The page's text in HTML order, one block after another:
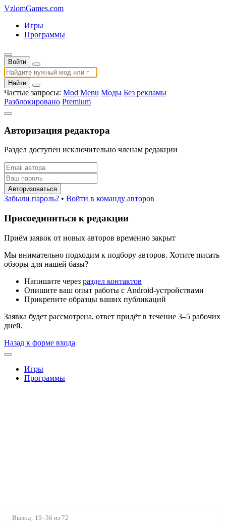
VzlomGames.com
Игры
Программы
Войти
Найти
Частые запросы: Mod Menu Моды Без рекламы
Разблокировано Premium
Авторизация редактора
Раздел доступен исключительно членам редакции
Авторизоваться
Забыли пароль? • Войти в команду авторов
Присоединиться к редакции
Приём заявок от новых авторов временно закрыт
Мы внимательно подходим к подбору авторов. Хотите писать
обзоры для нашей базы?
Напишите через раздел контактов
Опишите ваш опыт работы с Android-устройствами
Прикрепите образцы ваших публикаций
Заявка будет рассмотрена, ответ придёт в течение 3–5 рабочих
дней.
Назад к форме входа
Игры
Программы
Вывод: 19–36 из 72